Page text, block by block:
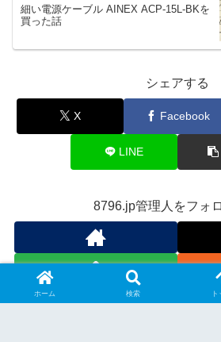
細い電源ケーブル AINEX ACP-15L-BKを
買った話
シェアする
X Facebook
LINE
8796.jp管理人をフォ
ホーム 検索